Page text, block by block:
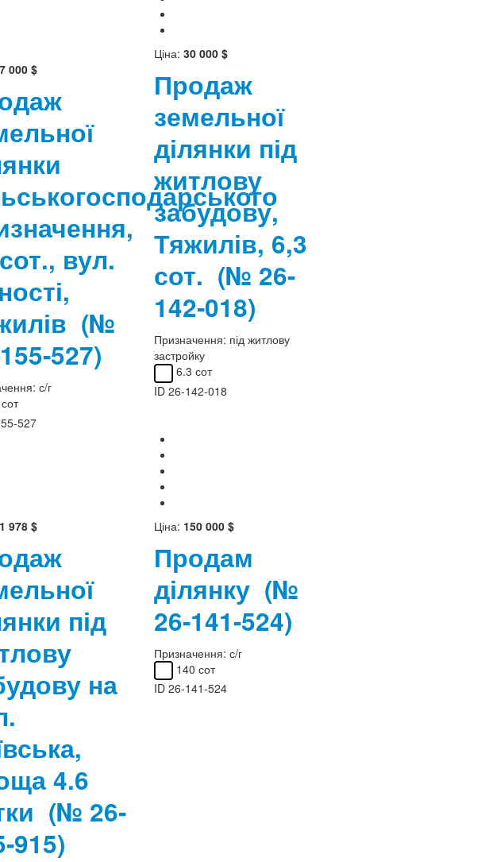
000 $
вул.
(№
527)
с/г
527
Ціна: 30 000 $
Продаж
земельної
ділянки під
житлову
забудову,
Тяжилів, 6,3
сот. (№ 26-
142-018)
Призначення: під житлову
застройку
6.3 сот
ID 26-142-018
978 $
під
на
4.6
(№ 26-
915)
Ціна: 150 000 $
Продам
ділянку (№
26-141-524)
Призначення: с/г
140 сот
ID 26-141-524